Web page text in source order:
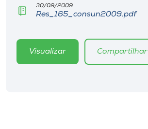
CPA
Editora
30/09/2009
Res_165_consun2009.pdf
Visualizar Compartilhar